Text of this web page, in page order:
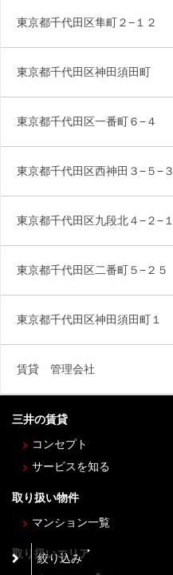
東京都千代田区隼町２−１２
東京都千代田区神田須田町
東京都千代田区一番町６−４
東京都千代田区西神田３−５−３
東京都千代田区九段北４−２−１
東京都千代田区二番町５−２５
東京都千代田区神田須田町１
賃貸 管理会社
絞り込み
三井の賃貸
コンセプト
サービスを知る
取り扱い物件
マンション一覧
取り扱いエリア